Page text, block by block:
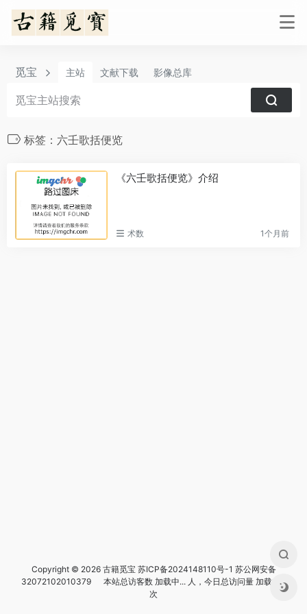
觅宝 主站 文献下载 影像总库
标签：六壬歌括便览
《六壬歌括便览》介绍
术数 1个月前
Copyright © 2026 古籍觅宝 苏ICP备2024148110号-1 苏公网安备
32072102010379
本站总访客数 加载中...人，今日总访问量 加载中...
次